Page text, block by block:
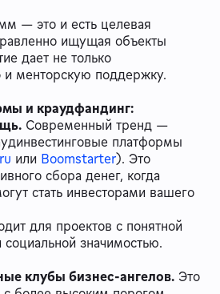
— это и есть целевая
ищущая объекты
дает не только
и менторскую поддержку.
и краудфандинг:
Современный тренд —
платформы
или Boomstarter). Это
сбора денег, когда
стать инвесторами вашего
для проектов с понятной
значимостью.
клубы бизнес-ангелов. Это